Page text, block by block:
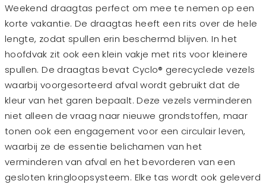
Weekend draagtas perfect om mee te nemen op een
korte vakantie. De draagtas heeft een rits over de hele
lengte, zodat spullen erin beschermd blijven. In het
hoofdvak zit ook een klein vakje met rits voor kleinere
spullen. De draagtas bevat Cyclo® gerecyclede vezels
waarbij voorgesorteerd afval wordt gebruikt dat de
kleur van het garen bepaalt. Deze vezels verminderen
niet alleen de vraag naar nieuwe grondstoffen, maar
tonen ook een engagement voor een circulair leven,
waarbij ze de essentie belichamen van het
verminderen van afval en het bevorderen van een
gesloten kringloopsysteem. Elke tas wordt ook geleverd